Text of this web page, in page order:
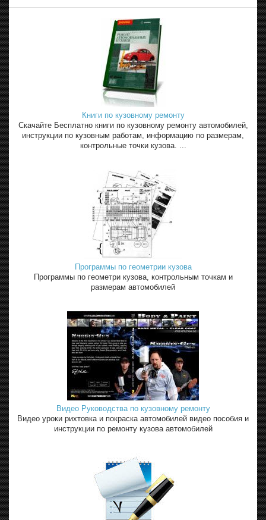
Книги по кузовному ремонту
Скачайте Бесплатно книги по кузовному ремонту автомобилей,
инструкции по кузовным работам, информацию по размерам,
контрольные точки кузова. ...
Программы по геометрии кузова
Программы по геометри кузова, контрольным точкам и
размерам автомобилей
Видео Руководства по кузовному ремонту
Видео уроки рихтовка и покраска автомобилей видео пособия и
инструкции по ремонту кузова автомобилей